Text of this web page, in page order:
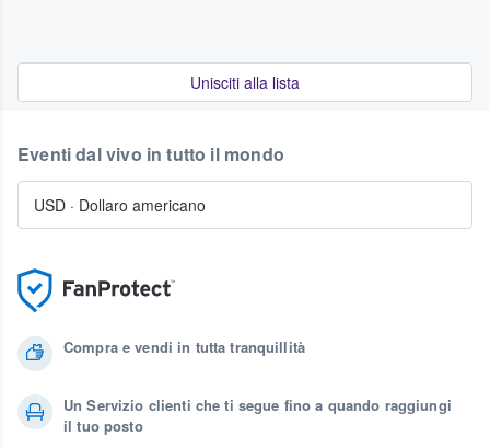
Unisciti alla lista
Compra e vendi in tutta tranquillità
Un Servizio clienti che ti segue fino a quando raggiungi
il tuo posto
Eventi dal vivo in tutto il mondo
USD · Dollaro americano